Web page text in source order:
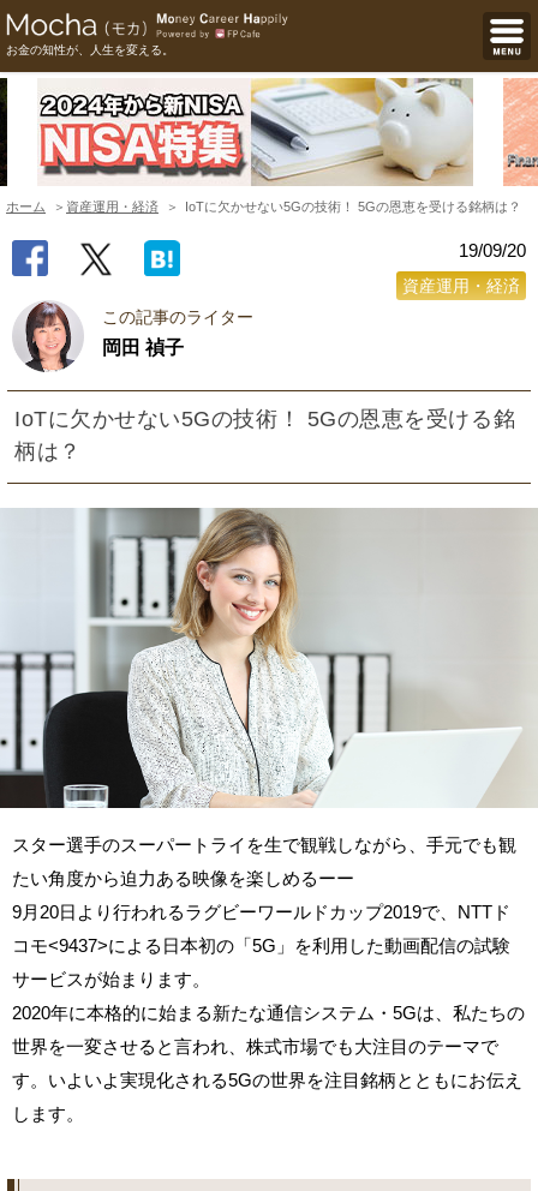
お金の知性が、人生を変える。
ホーム 資産運用・経済 IoTに欠かせない5Gの技術！ 5Gの恩恵を受ける銘柄は？
19/09/20
資産運用・経済
この記事のライター
岡田 禎子
IoTに欠かせない5Gの技術！ 5Gの恩恵を受ける銘
柄は？
スター選手のスーパートライを生で観戦しながら、手元でも観
たい角度から迫力ある映像を楽しめるーー
9月20日より行われるラグビーワールドカップ2019で、NTTド
コモ<9437>による日本初の「5G」を利用した動画配信の試験
サービスが始まります。
2020年に本格的に始まる新たな通信システム・5Gは、私たちの
世界を一変させると言われ、株式市場でも大注目のテーマで
す。いよいよ実現化される5Gの世界を注目銘柄とともにお伝え
します。